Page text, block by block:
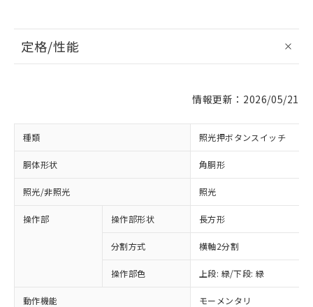
定格/性能
情報更新：2026/05/21
種類 照光押ボタンスイッチ
胴体形状 角胴形
照光/非照光 照光
操作部 操作部形状 長方形
分割方式 横軸2分割
操作部色 上段: 緑/下段: 緑
動作機能 モーメンタリ